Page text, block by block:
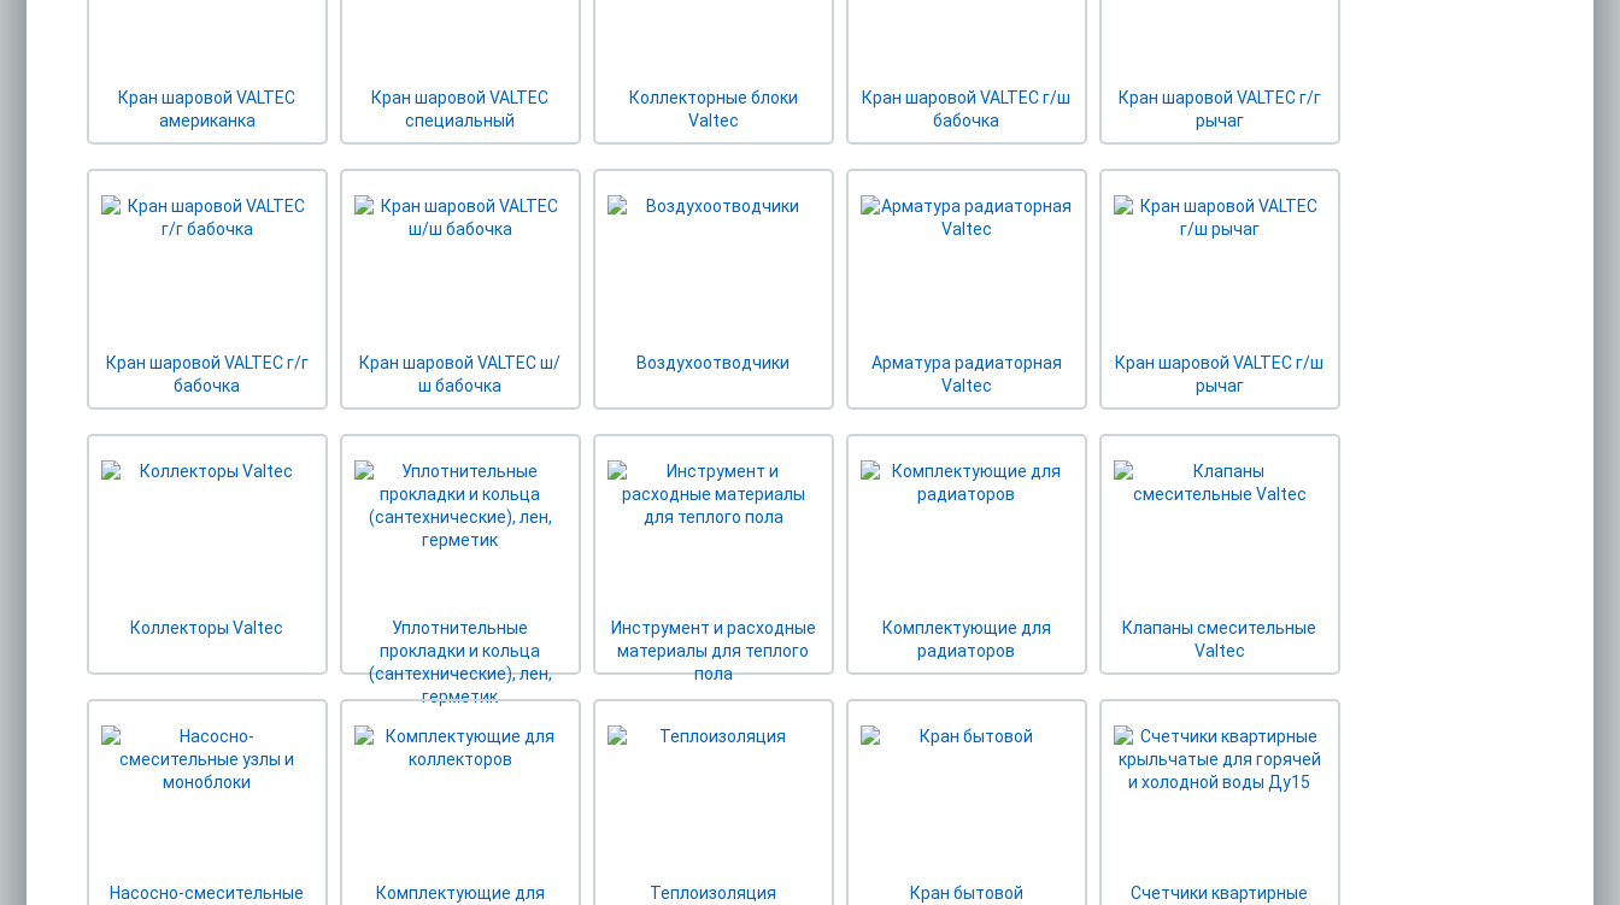
Кран шаровой VALTEC
американка
Кран шаровой VALTEC
специальный
Коллекторные блоки
Valtec
Кран шаровой VALTEC г/ш
бабочка
Кран шаровой VALTEC г/г
рычаг
Кран шаровой VALTEC г/г
бабочка
Кран шаровой VALTEC ш/
ш бабочка
Воздухоотводчики
Арматура радиаторная
Valtec
Кран шаровой VALTEC г/ш
рычаг
Коллекторы Valtec
Уплотнительные
прокладки и кольца
(сантехнические), лен,
герметик
Инструмент и расходные
материалы для теплого
пола
Комплектующие для
радиаторов
Клапаны смесительные
Valtec
Насосно-смесительные
Комплектующие для
Теплоизоляция Кран бытовой
Счетчики квартирные